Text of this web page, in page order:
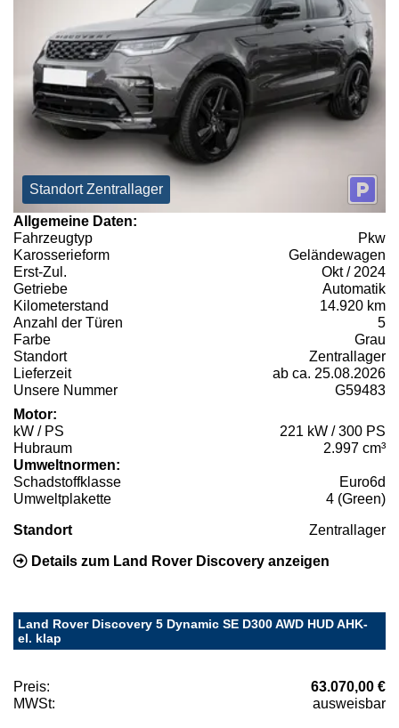
Standort Zentrallager
Allgemeine Daten:
Fahrzeugtyp
Pkw
Karosserieform
Geländewagen
Erst-Zul.
Okt / 2024
Getriebe
Automatik
Kilometerstand
14.920 km
Anzahl der Türen
5
Farbe
Grau
Standort
Zentrallager
Lieferzeit
ab ca. 25.08.2026
Unsere Nummer
G59483
Motor:
kW / PS
221 kW / 300 PS
Hubraum
2.997 cm³
Umweltnormen:
Schadstoffklasse
Euro6d
Umweltplakette
4 (Green)
Standort Zentrallager
Details zum Land Rover Discovery anzeigen
Land Rover Discovery 5 Dynamic SE D300 AWD HUD AHK-
el. klap
Preis:
63.070,00 €
MWSt:
ausweisbar